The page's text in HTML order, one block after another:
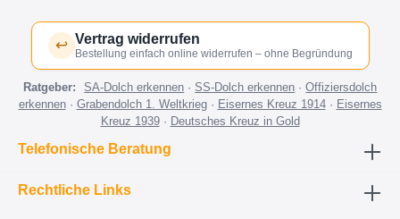
↩ Vertrag widerrufen
Bestellung einfach online widerrufen – ohne Begründung
Ratgeber: SA-Dolch erkennen ·SS-Dolch erkennen ·Offiziersdolch
erkennen· Grabendolch 1. Weltkrieg· Eisernes Kreuz 1914· Eisernes
Kreuz 1939· Deutsches Kreuz in Gold
Telefonische Beratung
Rechtliche Links